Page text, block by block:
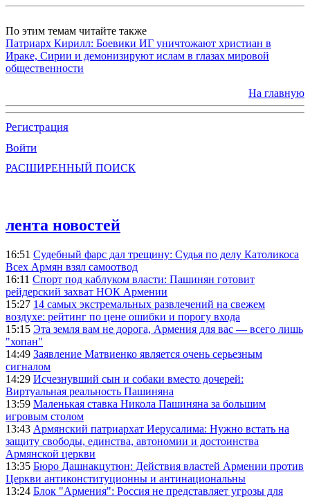
По этим темам читайте также
Патриарх Кирилл: Боевики ИГ уничтожают христиан в
Ираке, Сирии и демонизируют ислам в глазах мировой
общественности
На главную
Регистрация
Войти
РАСШИРЕННЫЙ ПОИСК
лента новостей
16:51 Судебный фарс дал трещину: Судья по делу Католикоса
Всех Армян взял самоотвод
16:11 Спорт под каблуком власти: Пашинян готовит
рейдерский захват НОК Армении
15:27 14 самых экстремальных развлечений на свежем
воздухе: рейтинг по цене ошибки и порогу входа
15:15 Эта земля вам не дорога, Армения для вас — всего лишь
"хопан"
14:49 Заявление Матвиенко является очень серьезным
сигналом
14:29 Исчезнувший сын и собаки вместо дочерей:
Виртуальная реальность Пашиняна
13:59 Маленькая ставка Никола Пашиняна за большим
игровым столом
13:43 Армянский патриархат Иерусалима: Нужно встать на
защиту свободы, единства, автономии и достоинства
Армянской церкви
13:35 Бюро Дашнакцутюн: Действия властей Армении против
Церкви антиконституционны и антинациональны
13:24 Блок "Армения": Россия не представляет угрозы для